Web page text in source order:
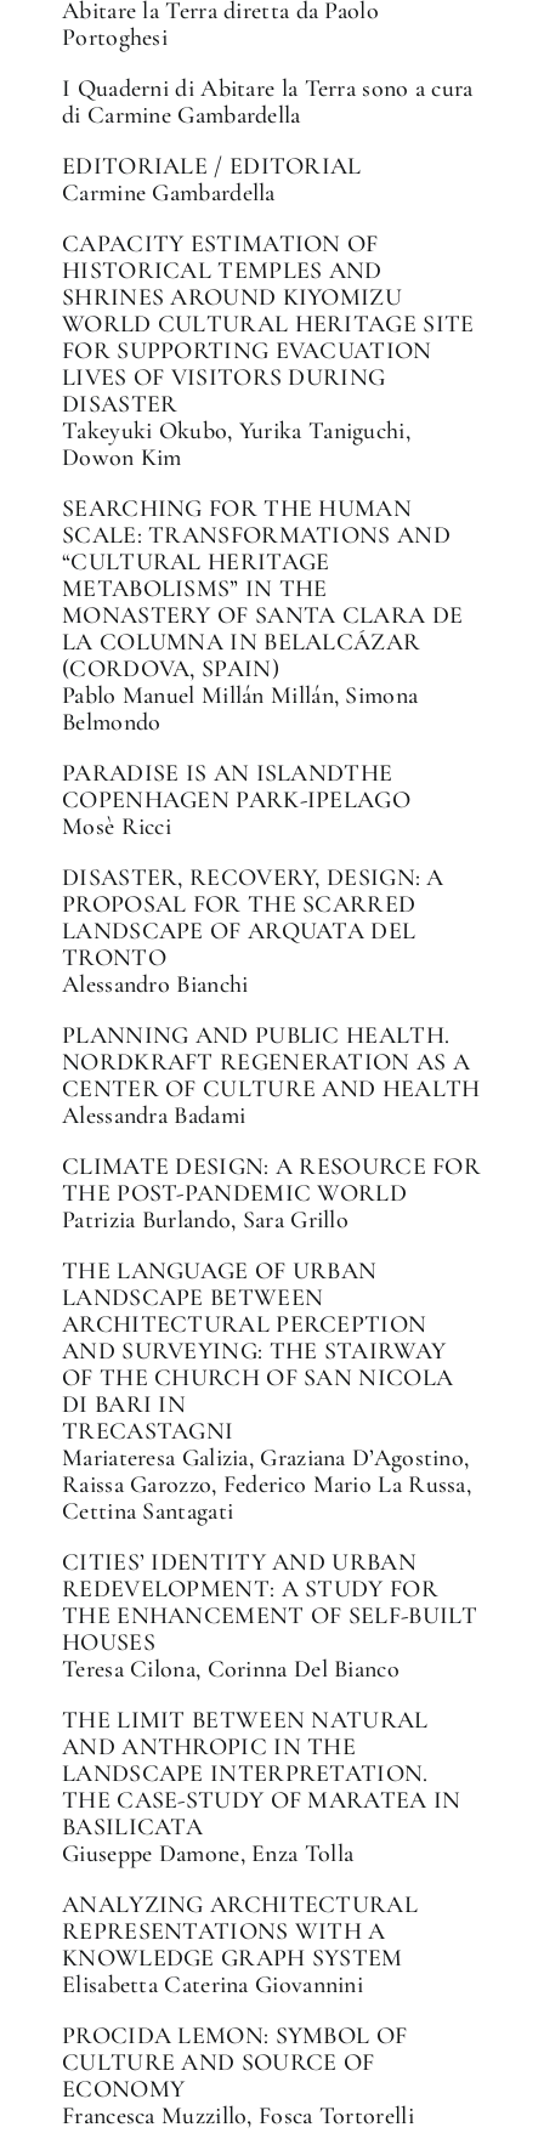
Abitare la Terra diretta da Paolo
Portoghesi
I Quaderni di Abitare la Terra sono a cura
di Carmine Gambardella
EDITORIALE / EDITORIAL
Carmine Gambardella
CAPACITY ESTIMATION OF
HISTORICAL TEMPLES AND
SHRINES AROUND KIYOMIZU
WORLD CULTURAL HERITAGE SITE
FOR SUPPORTING EVACUATION
LIVES OF VISITORS DURING
DISASTER
Takeyuki Okubo, Yurika Taniguchi,
Dowon Kim
SEARCHING FOR THE HUMAN
SCALE: TRANSFORMATIONS AND
“CULTURAL HERITAGE
METABOLISMS” IN THE
MONASTERY OF SANTA CLARA DE
LA COLUMNA IN BELALCÁZAR
(CORDOVA, SPAIN)
Pablo Manuel Millán Millán, Simona
Belmondo
PARADISE IS AN ISLANDTHE
COPENHAGEN PARK-IPELAGO
Mosè Ricci
DISASTER, RECOVERY, DESIGN: A
PROPOSAL FOR THE SCARRED
LANDSCAPE OF ARQUATA DEL
TRONTO
Alessandro Bianchi
PLANNING AND PUBLIC HEALTH.
NORDKRAFT REGENERATION AS A
CENTER OF CULTURE AND HEALTH
Alessandra Badami
CLIMATE DESIGN: A RESOURCE FOR
THE POST-PANDEMIC WORLD
Patrizia Burlando, Sara Grillo
THE LANGUAGE OF URBAN
LANDSCAPE BETWEEN
ARCHITECTURAL PERCEPTION
AND SURVEYING: THE STAIRWAY
OF THE CHURCH OF SAN NICOLA
DI BARI IN
TRECASTAGNI
Mariateresa Galizia, Graziana D’Agostino,
Raissa Garozzo, Federico Mario La Russa,
Cettina Santagati
CITIES’ IDENTITY AND URBAN
REDEVELOPMENT: A STUDY FOR
THE ENHANCEMENT OF SELF-BUILT
HOUSES
Teresa Cilona, Corinna Del Bianco
THE LIMIT BETWEEN NATURAL
AND ANTHROPIC IN THE
LANDSCAPE INTERPRETATION.
THE CASE-STUDY OF MARATEA IN
BASILICATA
Giuseppe Damone, Enza Tolla
ANALYZING ARCHITECTURAL
REPRESENTATIONS WITH A
KNOWLEDGE GRAPH SYSTEM
Elisabetta Caterina Giovannini
PROCIDA LEMON: SYMBOL OF
CULTURE AND SOURCE OF
ECONOMY
Francesca Muzzillo, Fosca Tortorelli